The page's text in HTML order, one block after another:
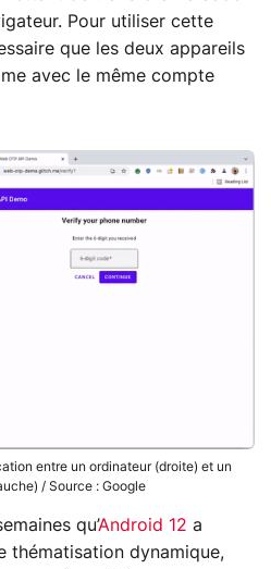
Pour utiliser cette
que les deux appareils
avec le même compte
entre un ordinateur (droite) et un
/ Source : Google
qu’Android 12 a
thématisation dynamique,